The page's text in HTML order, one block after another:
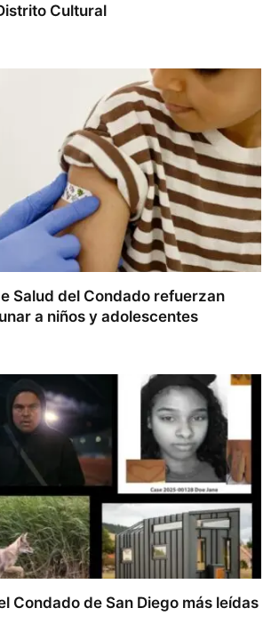
Cultural
Salud del Condado refuerzan
a niños y adolescentes
Condado de San Diego más leídas